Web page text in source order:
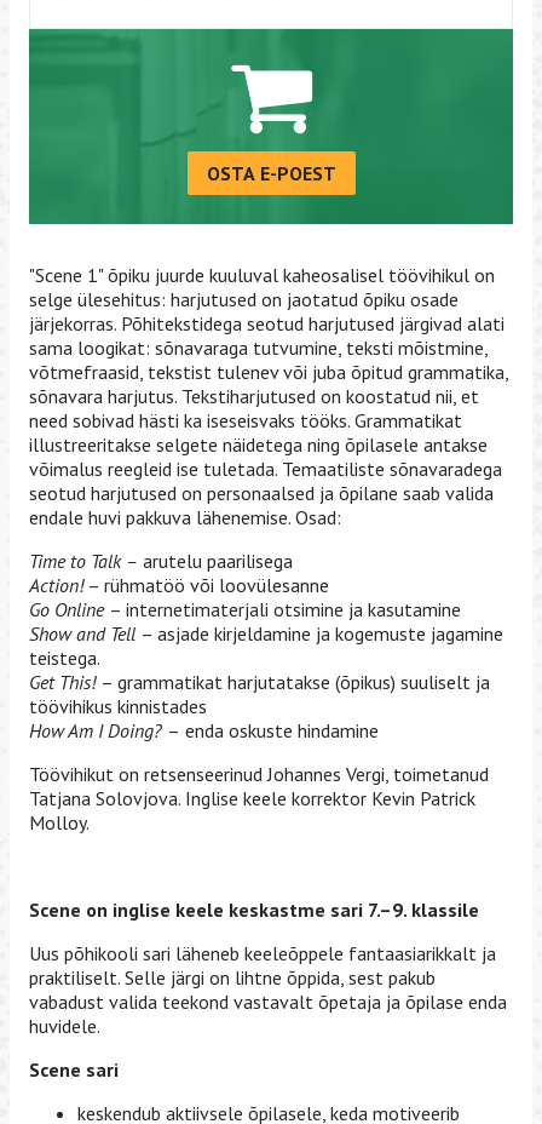
OSTA E-POEST
"Scene 1" õpiku juurde kuuluval kaheosalisel töövihikul on
selge ülesehitus: harjutused on jaotatud õpiku osade
järjekorras. Põhitekstidega seotud harjutused järgivad alati
sama loogikat: sõnavaraga tutvumine, teksti mõistmine,
võtmefraasid, tekstist tulenev või juba õpitud grammatika,
sõnavara harjutus. Tekstiharjutused on koostatud nii, et
need sobivad hästi ka iseseisvaks tööks. Grammatikat
illustreeritakse selgete näidetega ning õpilasele antakse
võimalus reegleid ise tuletada. Temaatiliste sõnavaradega
seotud harjutused on personaalsed ja õpilane saab valida
endale huvi pakkuva lähenemise. Osad:
Time to Talk – arutelu paarilisega
Action!– rühmatöö või loovülesanne
Go Online – internetimaterjali otsimine ja kasutamine
Show and Tell – asjade kirjeldamine ja kogemuste jagamine
teistega.
Get This! – grammatikat harjutatakse (õpikus) suuliselt ja
töövihikus kinnistades
How Am I Doing? – enda oskuste hindamine
Töövihikut on retsenseerinud Johannes Vergi, toimetanud
Tatjana Solovjova. Inglise keele korrektor Kevin Patrick
Molloy.
Scene on inglise keele keskastme sari 7.–9. klassile
Uus põhikooli sari läheneb keeleõppele fantaasiarikkalt ja
praktiliselt. Selle järgi on lihtne õppida, sest pakub
vabadust valida teekond vastavalt õpetaja ja õpilase enda
huvidele.
Scene sari
keskendub aktiivsele õpilasele, keda motiveerib